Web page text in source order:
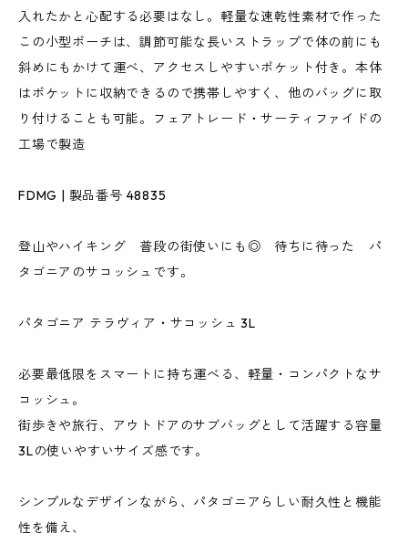
入れたかと心配する必要はなし。軽量な速乾性素材で作った
この小型ポーチは、調節可能な長いストラップで体の前にも
斜めにもかけて運べ、アクセスしやすいポケット付き。本体
はポケットに収納できるので携帯しやすく、他のバッグに取
り付けることも可能。フェアトレード・サーティファイドの
工場で製造
FDMG | 製品番号 48835
登山やハイキング 普段の街使いにも◎ 待ちに待った パ
タゴニアのサコッシュです。
パタゴニア テラヴィア・サコッシュ 3L
必要最低限をスマートに持ち運べる、軽量・コンパクトなサ
コッシュ。
街歩きや旅行、アウトドアのサブバッグとして活躍する容量
3Lの使いやすいサイズ感です。
シンプルなデザインながら、パタゴニアらしい耐久性と機能
性を備え、